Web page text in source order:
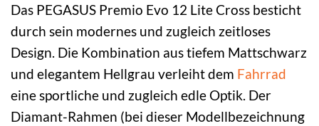
Das PEGASUS Premio Evo 12 Lite Cross besticht
durch sein modernes und zugleich zeitloses
Design. Die Kombination aus tiefem Mattschwarz
und elegantem Hellgrau verleiht dem Fahrrad
eine sportliche und zugleich edle Optik. Der
Diamant-Rahmen (bei dieser Modellbezeichnung